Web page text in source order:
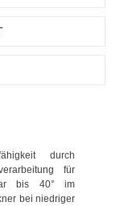
durch
für
bis 40° im
bei niedriger